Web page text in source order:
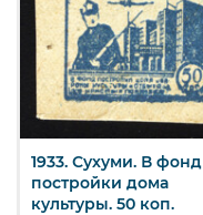
1933. Сухуми. В фонд
постройки дома
культуры. 50 коп.